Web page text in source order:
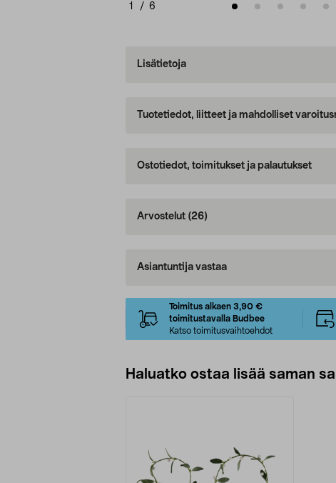
1 / 6
Lisätietoja
Tuotetiedot, liitteet ja mahdolliset
Ostotiedot, toimitukset ja palautukset
Arvostelut (26)
Asiantuntija vastaa
Toimitus alkaen 3,90 €
toimitustavalla Budbee
Katso toimitusvaihtoehdot
Haluatko ostaa lisää saman